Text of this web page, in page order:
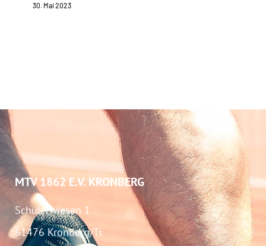
30. Mai 2023
MTV 1862 E.V. KRONBERG
Schülerwiesen 1
61476 Kronberg/Ts